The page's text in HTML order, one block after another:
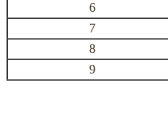
6
7
8
9